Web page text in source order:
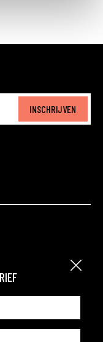
Sluit
INSCHRIJVEN